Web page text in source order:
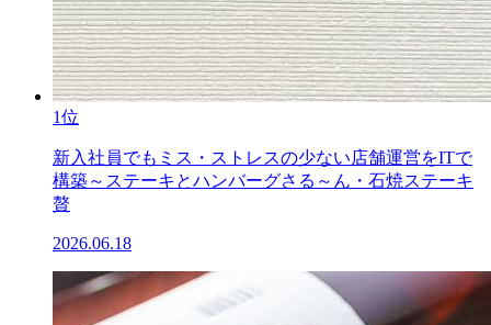
1位
新入社員でもミス・ストレスの少ない店舗運営をITで
構築～ステーキとハンバーグさる～ん・石焼ステーキ
贅
2026.06.18